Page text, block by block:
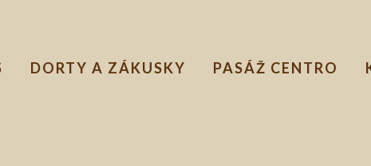
DORTY A ZÁKUSKY PASÁŽ CENTRO